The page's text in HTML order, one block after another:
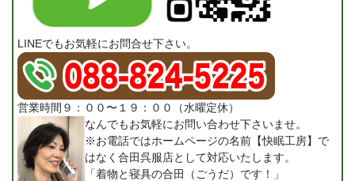
LINEでもお気軽にお問合せ下さい。
営業時間９：００〜１９：００（水曜定休）
なんでもお気軽にお問い合わせ下さいませ。
※お電話ではホームページの名前【快眠工房】で
はなく合田呉服店として対応いたします。
「着物と寝具の合田（ごうだ）です！」